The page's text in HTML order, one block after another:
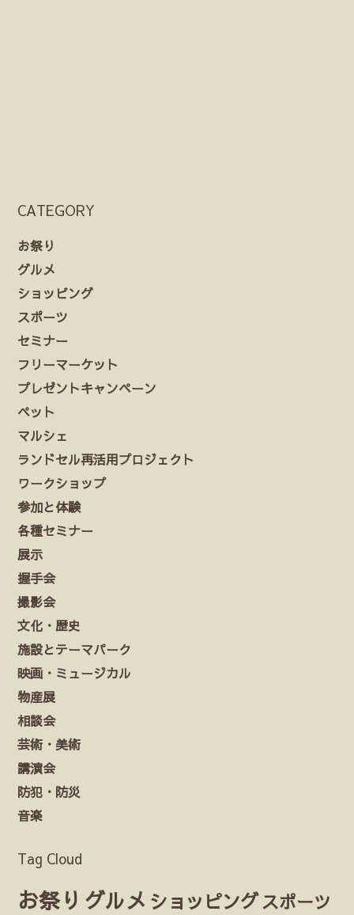
CATEGORY
お祭り
グルメ
ショッピング
スポーツ
セミナー
フリーマーケット
プレゼントキャンペーン
ペット
マルシェ
ランドセル再活用プロジェクト
ワークショップ
参加と体験
各種セミナー
展示
握手会
撮影会
文化・歴史
施設とテーマパーク
映画・ミュージカル
物産展
相談会
芸術・美術
講演会
防犯・防災
音楽
Tag Cloud
お祭り グルメ ショッピングスポーツ